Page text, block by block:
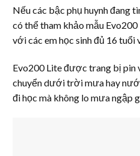
Nếu các bậc phụ huynh đang
có thể tham khảo mẫu
với các em học sinh đủ 16 tuổi
Evo200 Lite được trang bị pin
chuyển dưới trời mưa hay
đi học mà không lo mưa ngập